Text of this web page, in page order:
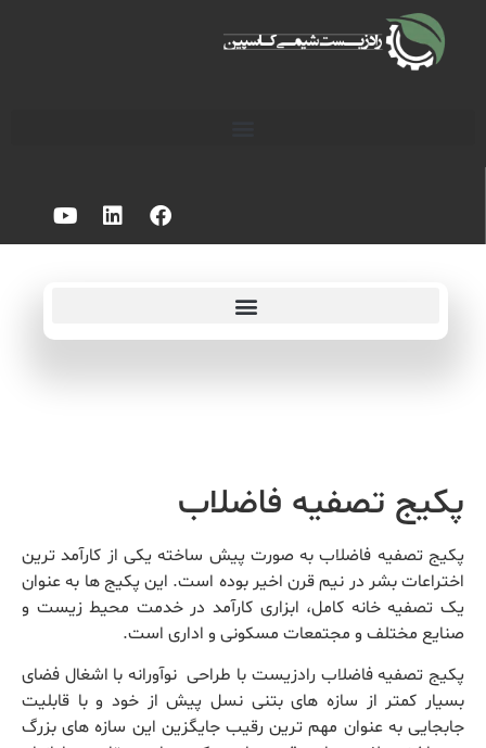
پکیج تصفیه فاضلاب
پکیج تصفیه فاضلاب به صورت پیش ساخته یکی از کارآمد ترین
اختراعات بشر در نیم قرن اخیر بوده است. این پکیج ها به عنوان
یک تصفیه خانه کامل، ابزاری کارآمد در خدمت محیط زیست و
صنایع مختلف و مجتمعات مسکونی و اداری است.
پکیج تصفیه فاضلاب رادزیست ‌با طراحی نوآورانه با اشغال فضای
بسیار کمتر از سازه های بتنی نسل پیش از خود و با قابلیت
جابجایی به عنوان مهم ترین رقیب جایگزین این سازه های بزرگ